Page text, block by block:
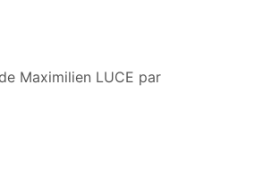
Maximilien LUCE par